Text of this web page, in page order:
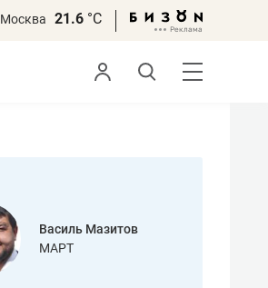
Москва 21.6 °С
Василь Мазитов
МАРТ